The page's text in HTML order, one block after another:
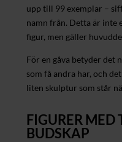
upp till 99 exemplar –
namn från. Detta är inte
figur, men gäller
För en gåva betyder det
som få andra har, och
liten skulptur som står
FIGURER MED
BUDSKAP